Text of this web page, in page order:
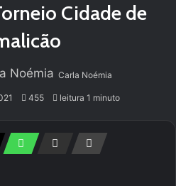
Cidade de
Carla Noémia
455 leitura 1 minuto